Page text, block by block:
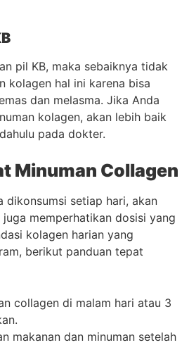
pil KB, maka sebaiknya tidak
kolagen hal ini karena bisa
dan melasma. Jika Anda
kolagen, akan lebih baik
pada dokter.
Minuman Collagen
dikonsumsi setiap hari, akan
memperhatikan dosisi yang
kolagen harian yang
berikut panduan tepat
collagen di malam hari atau 3
makanan dan minuman setelah